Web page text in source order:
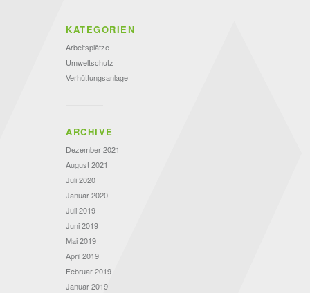
KATEGORIEN
Arbeitsplätze
Umweltschutz
Verhüttungsanlage
ARCHIVE
Dezember 2021
August 2021
Juli 2020
Januar 2020
Juli 2019
Juni 2019
Mai 2019
April 2019
Februar 2019
Januar 2019